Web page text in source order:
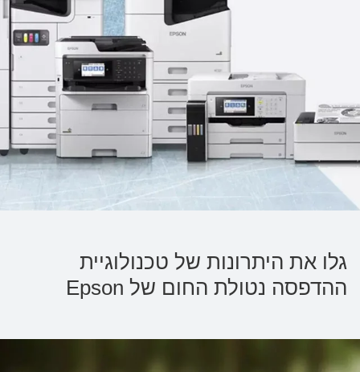
גלו את היתרונות של טכנולוגיית
ההדפסה נטולת החום של Epson